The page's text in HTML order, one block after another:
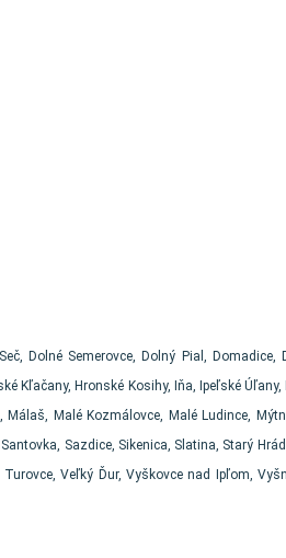
Dolné Semerovce, Dolný Pial, Domadice,
Kľačany, Hronské Kosihy, Iňa, Ipeľské Úľany,
Malé Kozmálovce, Malé Ludince,
Sazdice, Sikenica, Slatina, Starý
Veľký Ďur, Vyškovce nad Ipľom,